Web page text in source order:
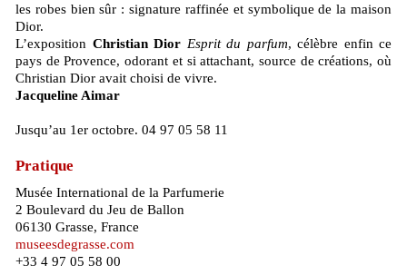
les robes bien sûr : signature raffinée et symbolique de la maison
Dior.
L’exposition Christian Dior Esprit du parfum, célèbre enfin ce
pays de Provence, odorant et si attachant, source de créations, où
Christian Dior avait choisi de vivre.
Jacqueline Aimar
Jusqu’au 1er octobre. 04 97 05 58 11
Pratique
Musée International de la Parfumerie
2 Boulevard du Jeu de Ballon
06130 Grasse, France
museesdegrasse.com
+33 4 97 05 58 00